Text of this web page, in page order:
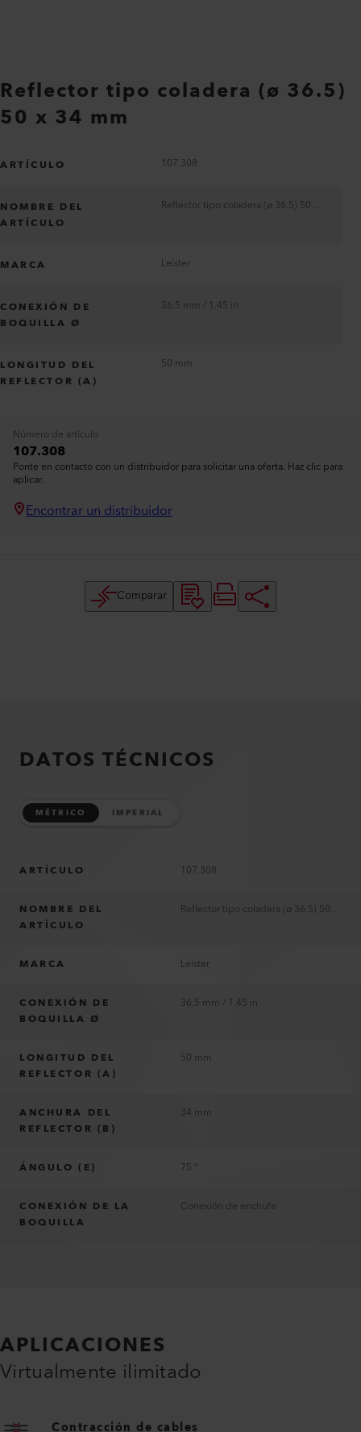
Reflector tipo coladera (ø 36.5)
50 x 34 mm
ARTÍCULO 107.308
NOMBRE DEL
ARTÍCULO
MARCA Leister
CONEXIÓN DE
BOQUILLA Ø
36.5 mm / 1.45 in
LONGITUD DEL
REFLECTOR (A)
50 mm
Número de artículo
107.308
Ponte en contacto con un distribuidor para solicitar una oferta. Haz clic para
aplicar.
Encontrar un distribuidor
Comparar
DATOS TÉCNICOS
MÉTRICO IMPERIAL
ARTÍCULO 107.308
NOMBRE DEL
ARTÍCULO
MARCA Leister
CONEXIÓN DE
BOQUILLA Ø
36.5 mm / 1.45 in
LONGITUD DEL
REFLECTOR (A)
50 mm
ANCHURA DEL
REFLECTOR (B)
34 mm
ÁNGULO (E) 75 °
CONEXIÓN DE LA
BOQUILLA
Conexión de enchufe
APLICACIONES
Virtualmente ilimitado
Contracción de cables